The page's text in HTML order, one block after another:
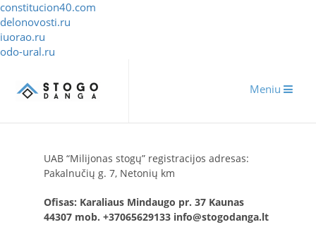
constitucion40.com
delonovosti.ru
iuorao.ru
odo-ural.ru
Meniu
UAB “Milijonas stogų” registracijos adresas:
Pakalnučių g. 7, Netonių km
Ofisas: Karaliaus Mindaugo pr. 37 Kaunas
44307 mob.+37065629133 info@stogodanga.lt